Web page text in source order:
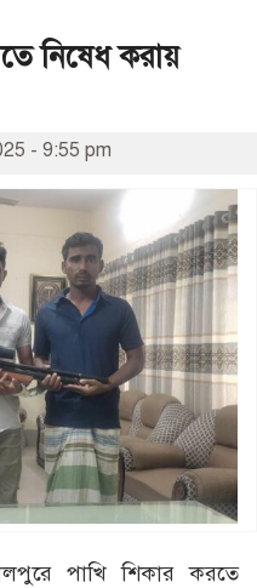
নিষেধ করায়
- 9:55 pm
পাখি শিকার করতে